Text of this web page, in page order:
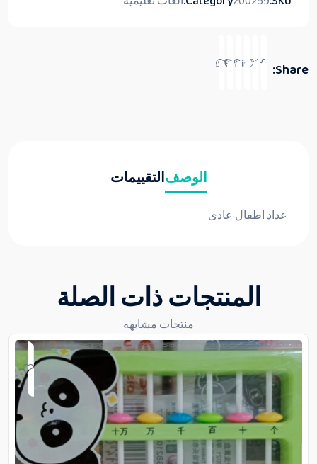
Share:
الوصفالتقييمات
عداد اطفال عادى
المنتجات ذات الصلة
منتجات مشابهه